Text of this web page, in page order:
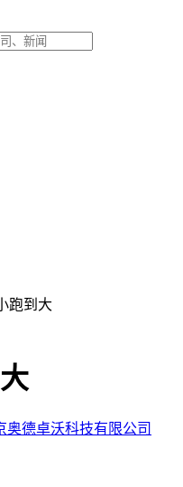
跑到大
奥德卓沃科技有限公司